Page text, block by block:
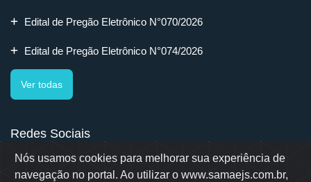
Nós usamos cookies para melhorar sua experiência de
navegação no portal. Ao utilizar o www.samaejs.com.br,
Edital de Pregão Eletrônico N°070/2026
Edital de Pregão Eletrônico N°074/2026
Ver todas
Redes Sociais